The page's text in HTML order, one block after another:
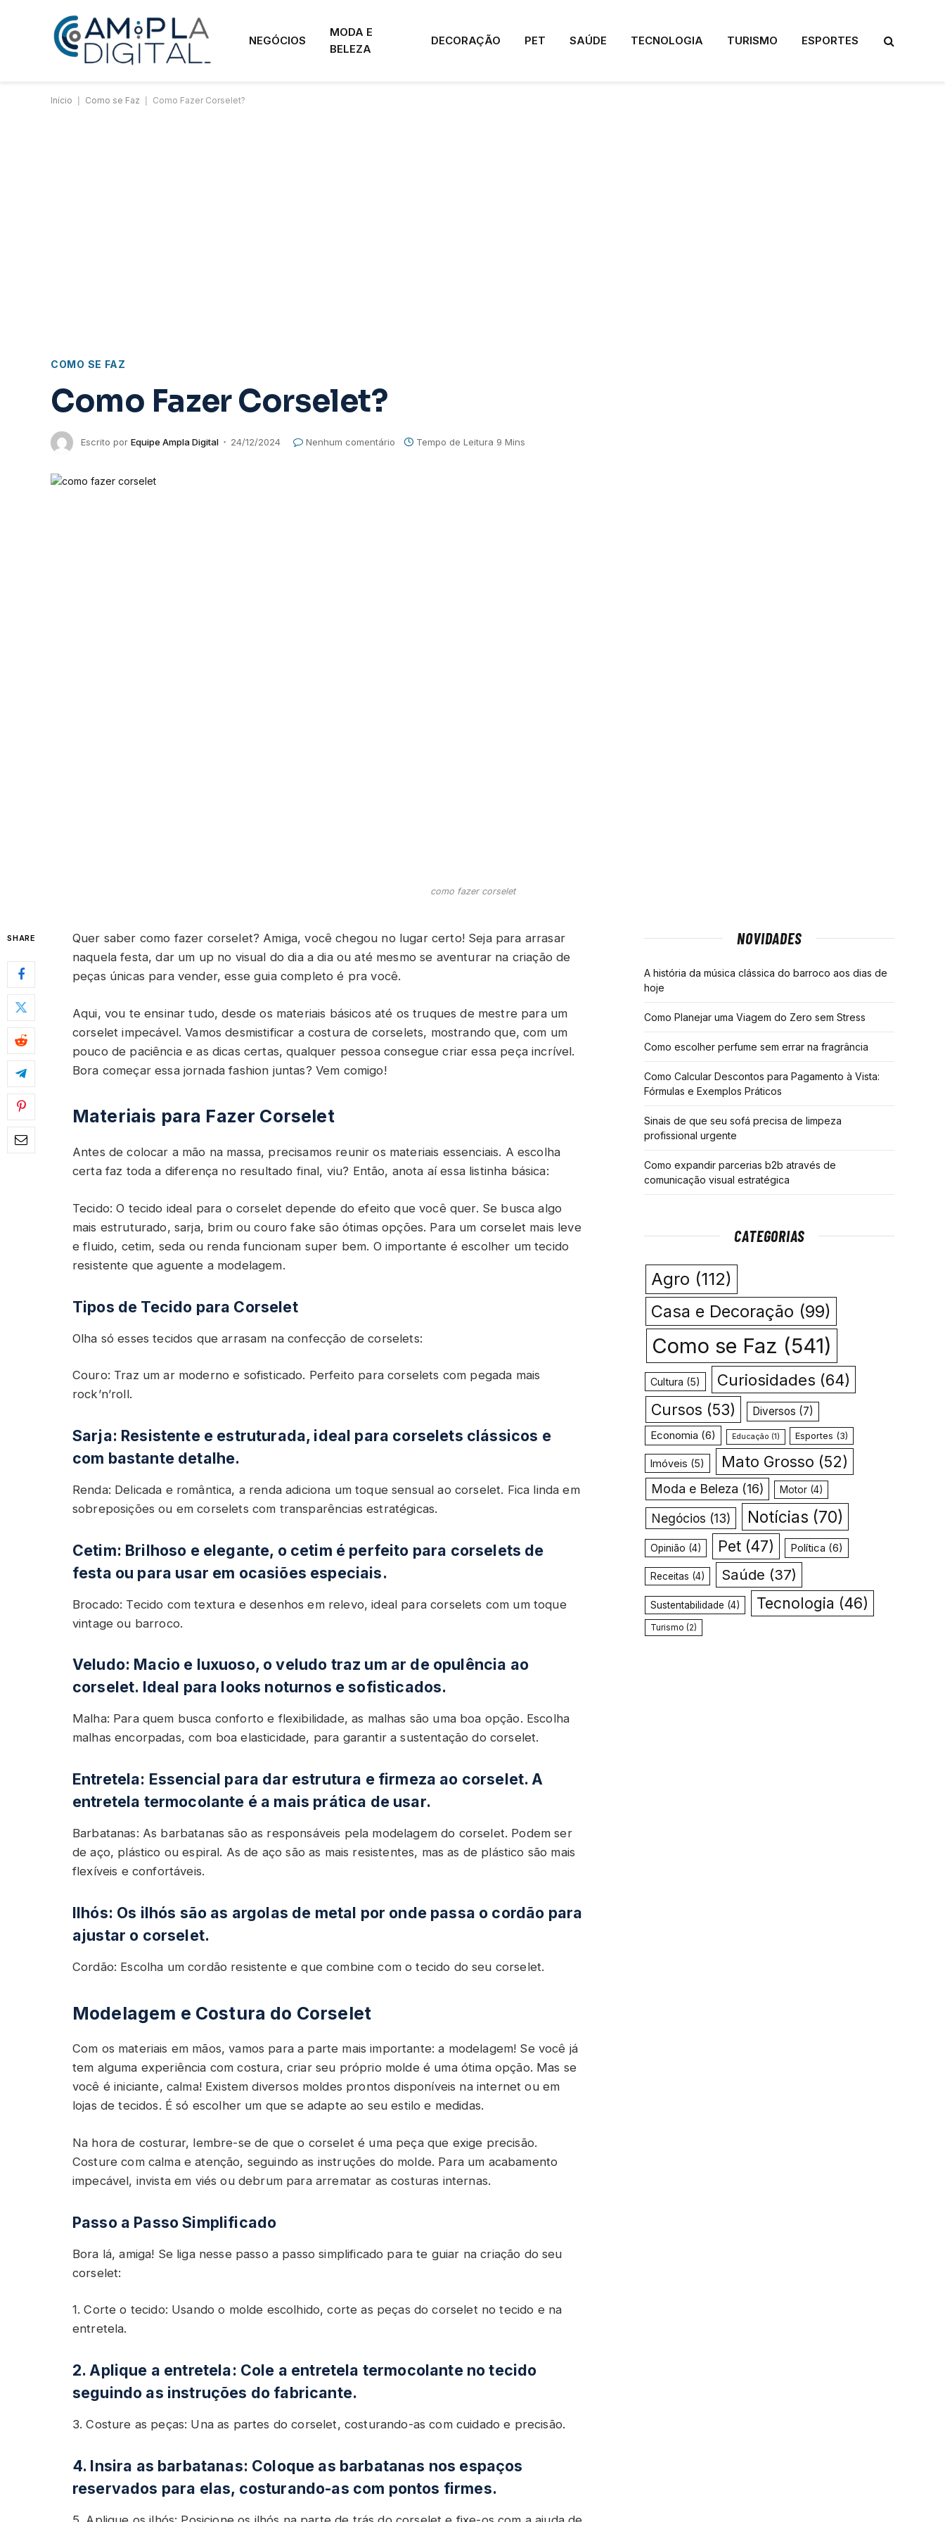
NEGÓCIOS
MODA E
BELEZA
DECORAÇÃO PET SAÚDE TECNOLOGIA TURISMO ESPORTES
Início Como se Faz Como Fazer Corselet?
COMO SE FAZ
Como Fazer Corselet?
Escrito por Equipe Ampla Digital 24/12/2024 Nenhum comentário Tempo de Leitura 9 Mins
como fazer corselet
SHARE
Quer saber como fazer corselet? Amiga, você chegou no lugar certo! Seja para arrasar
naquela festa, dar um up no visual do dia a dia ou até mesmo se aventurar na criação de
peças únicas para vender, esse guia completo é pra você.
Aqui, vou te ensinar tudo, desde os materiais básicos até os truques de mestre para um
corselet impecável. Vamos desmistificar a costura de corselets, mostrando que, com um
pouco de paciência e as dicas certas, qualquer pessoa consegue criar essa peça incrível.
Bora começar essa jornada fashion juntas? Vem comigo!
Materiais para Fazer Corselet
Antes de colocar a mão na massa, precisamos reunir os materiais essenciais. A escolha
certa faz toda a diferença no resultado final, viu? Então, anota aí essa listinha básica:
Tecido: O tecido ideal para o corselet depende do efeito que você quer. Se busca algo
mais estruturado, sarja, brim ou couro fake são ótimas opções. Para um corselet mais leve
e fluido, cetim, seda ou renda funcionam super bem. O importante é escolher um tecido
resistente que aguente a modelagem.
Tipos de Tecido para Corselet
Olha só esses tecidos que arrasam na confecção de corselets:
Couro: Traz um ar moderno e sofisticado. Perfeito para corselets com pegada mais
rock’n’roll.
Sarja: Resistente e estruturada, ideal para corselets clássicos e
com bastante detalhe.
Renda: Delicada e romântica, a renda adiciona um toque sensual ao corselet. Fica linda em
sobreposições ou em corselets com transparências estratégicas.
Cetim: Brilhoso e elegante, o cetim é perfeito para corselets de
festa ou para usar em ocasiões especiais.
Brocado: Tecido com textura e desenhos em relevo, ideal para corselets com um toque
vintage ou barroco.
Veludo: Macio e luxuoso, o veludo traz um ar de opulência ao
corselet. Ideal para looks noturnos e sofisticados.
Malha: Para quem busca conforto e flexibilidade, as malhas são uma boa opção. Escolha
malhas encorpadas, com boa elasticidade, para garantir a sustentação do corselet.
Entretela: Essencial para dar estrutura e firmeza ao corselet. A
entretela termocolante é a mais prática de usar.
Barbatanas: As barbatanas são as responsáveis pela modelagem do corselet. Podem ser
de aço, plástico ou espiral. As de aço são as mais resistentes, mas as de plástico são mais
flexíveis e confortáveis.
Ilhós: Os ilhós são as argolas de metal por onde passa o cordão para
ajustar o corselet.
Cordão: Escolha um cordão resistente e que combine com o tecido do seu corselet.
Modelagem e Costura do Corselet
Com os materiais em mãos, vamos para a parte mais importante: a modelagem! Se você já
tem alguma experiência com costura, criar seu próprio molde é uma ótima opção. Mas se
você é iniciante, calma! Existem diversos moldes prontos disponíveis na internet ou em
lojas de tecidos. É só escolher um que se adapte ao seu estilo e medidas.
Na hora de costurar, lembre-se de que o corselet é uma peça que exige precisão.
Costure com calma e atenção, seguindo as instruções do molde. Para um acabamento
impecável, invista em viés ou debrum para arrematar as costuras internas.
Passo a Passo Simplificado
Bora lá, amiga! Se liga nesse passo a passo simplificado para te guiar na criação do seu
corselet:
1. Corte o tecido: Usando o molde escolhido, corte as peças do corselet no tecido e na
entretela.
2. Aplique a entretela: Cole a entretela termocolante no tecido
seguindo as instruções do fabricante.
3. Costure as peças: Una as partes do corselet, costurando-as com cuidado e precisão.
4. Insira as barbatanas: Coloque as barbatanas nos espaços
reservados para elas, costurando-as com pontos firmes.
NOVIDADES
A história da música clássica do barroco aos dias de
hoje
Como Planejar uma Viagem do Zero sem Stress
Como escolher perfume sem errar na fragrância
Como Calcular Descontos para Pagamento à Vista:
Fórmulas e Exemplos Práticos
Sinais de que seu sofá precisa de limpeza
profissional urgente
Como expandir parcerias b2b através de
comunicação visual estratégica
CATEGORIAS
Agro (112)
Casa e Decoração (99)
Como se Faz (541)
Cultura (5) Curiosidades (64)
Cursos (53) Diversos (7)
Economia (6) Educação (1) Esportes (3)
Imóveis (5) Mato Grosso (52)
Moda e Beleza (16) Motor(4)
Negócios (13) Notícias (70)
Opinião (4) Pet(47) Política (6)
Receitas (4) Saúde (37)
Sustentabilidade (4) Tecnologia (46)
Turismo (2)